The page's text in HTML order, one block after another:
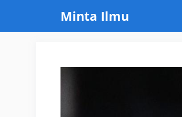
content
Minta Ilmu